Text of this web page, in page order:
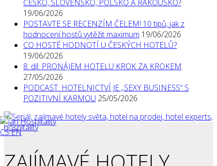
ČESKO, SLOVENSKO, POLSKO A RAKOUSKO?
19/06/2026
POSTAVTE SE RECENZÍM ČELEM! 10 tipů, jak z
hodnocení hostů vytěžit maximum 19/06/2026
CO HOSTÉ HODNOTÍ U ČESKÝCH HOTELŮ?
19/06/2026
8. díl: PRONÁJEM HOTELU KROK ZA KROKEM
27/05/2026
PODCAST: HOTELNICTVÍ JE „SEXY BUSINESS“ S
POZITIVNÍ KARMOU 25/05/2026
CSEN